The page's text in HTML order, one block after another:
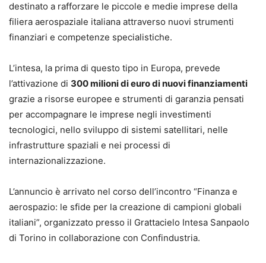
destinato a rafforzare le piccole e medie imprese della
filiera aerospaziale italiana attraverso nuovi strumenti
finanziari e competenze specialistiche.
L’intesa, la prima di questo tipo in Europa, prevede
l’attivazione di 300 milioni di euro di nuovi finanziamenti
grazie a risorse europee e strumenti di garanzia pensati
per accompagnare le imprese negli investimenti
tecnologici, nello sviluppo di sistemi satellitari, nelle
infrastrutture spaziali e nei processi di
internazionalizzazione.
L’annuncio è arrivato nel corso dell’incontro “Finanza e
aerospazio: le sfide per la creazione di campioni globali
italiani”, organizzato presso il Grattacielo Intesa Sanpaolo
di Torino in collaborazione con Confindustria.